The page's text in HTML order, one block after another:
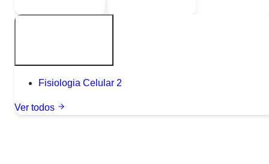
Fisiologia Celular 2
Ver todos